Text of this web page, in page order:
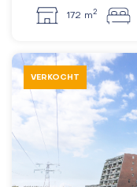
172 m2
VERKOCHT